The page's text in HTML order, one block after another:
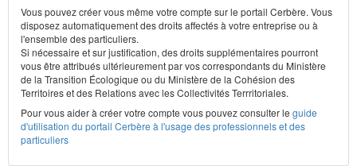
Vous pouvez créer vous même votre compte sur le portail Cerbère. Vous
disposez automatiquement des droits affectés à votre entreprise ou à
l'ensemble des particuliers.
Si nécessaire et sur justification, des droits supplémentaires pourront
vous être attribués ultérieurement par vos correspondants du Ministère
de la Transition Écologique ou du Ministère de la Cohésion des
Territoires et des Relations avec les Collectivités Terrritoriales.
Pour vous aider à créer votre compte vous pouvez consulter le guide
d'utilisation du portail Cerbère à l'usage des professionnels et des
particuliers